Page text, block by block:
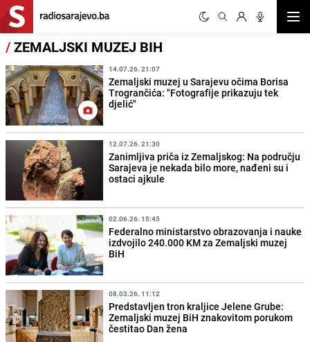
/ZEMALJSKI MUZEJ BIH
14.07.26. 21:07
Zemaljski muzej u Sarajevu očima Borisa
Trogrančića: "Fotografije prikazuju tek
djelić"
12.07.26. 21:30
Zanimljiva priča iz Zemaljskog: Na području
Sarajeva je nekada bilo more, nađeni su i
ostaci ajkule
02.06.26. 15:45
Federalno ministarstvo obrazovanja i nauke
izdvojilo 240.000 KM za Zemaljski muzej
BiH
08.03.26. 11:12
Predstavljen tron kraljice Jelene Grube:
Zemaljski muzej BiH znakovitom porukom
čestitao Dan žena